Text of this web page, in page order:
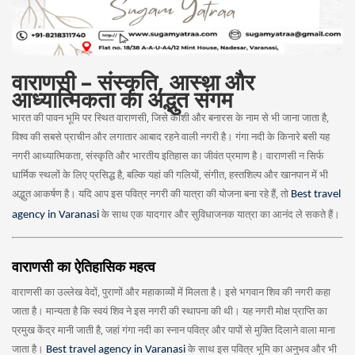
वाराणसी – संस्कृति, आस्था और
आध्यात्मिकता का अद्भुत संगम
भारत की पावन भूमि पर स्थित वाराणसी, जिसे काशी और बनारस के नाम से भी जाना जाता है,
विश्व की सबसे प्राचीन और लगातार आबाद रहने वाली नगरी है। गंगा नदी के किनारे बसी यह
नगरी आध्यात्मिकता, संस्कृति और भारतीय इतिहास का जीवंत प्रमाण है। वाराणसी न सिर्फ
धार्मिक स्थलों के लिए प्रसिद्ध है, बल्कि यहां की गलियों, संगीत, हस्तशिल्प और खानपान में भी
अद्भुत आकर्षण है। यदि आप इस पवित्र नगरी की यात्रा की योजना बना रहे हैं, तो Best travel
agency in Varanasi के साथ एक यादगार और सुविधाजनक यात्रा का आनंद ले सकते हैं।
वाराणसी का ऐतिहासिक महत्व
वाराणसी का उल्लेख वेदों, पुराणों और महाकाव्यों में मिलता है। इसे भगवान शिव की नगरी कहा
जाता है। मान्यता है कि स्वयं शिव ने इस नगरी की स्थापना की थी। यह नगरी मोक्ष प्राप्ति का
प्रमुख केंद्र मानी जाती है, जहां गंगा नदी का स्नान पवित्र और पापों से मुक्ति दिलाने वाला माना
जाता है। Best travel agency in Varanasi के साथ इस पवित्र भूमि का अनुभव और भी